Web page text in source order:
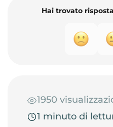
Hai trovato
1950
1 minuto di